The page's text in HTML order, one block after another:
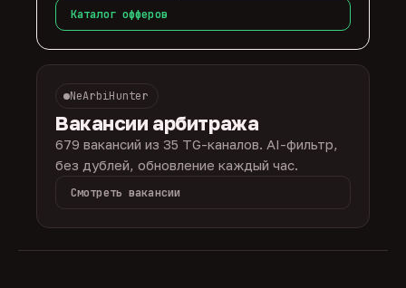
Каталог офферов
NeArbiHunter
Вакансии арбитража
679 вакансий из 35 TG-каналов. AI-фильтр,
без дублей, обновление каждый час.
Смотреть вакансии